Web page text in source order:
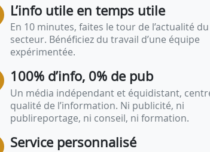
L’info utile en temps utile
En 10 minutes, faites le tour de l’actualité du
secteur. Bénéficiez du travail d’une équipe
expérimentée.
100% d’info, 0% de pub
Un média indépendant et équidistant,
qualité de l’information. Ni publicité, ni
publireportage, ni conseil, ni formation.
Service personnalisé